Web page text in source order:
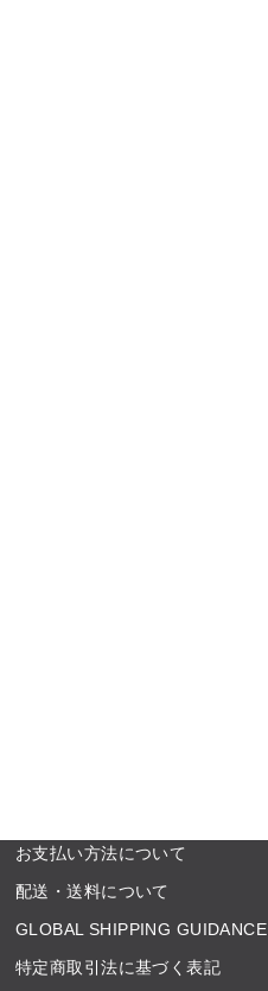
お支払い方法について
配送・送料について
GLOBAL SHIPPING GUIDANCE
特定商取引法に基づく表記